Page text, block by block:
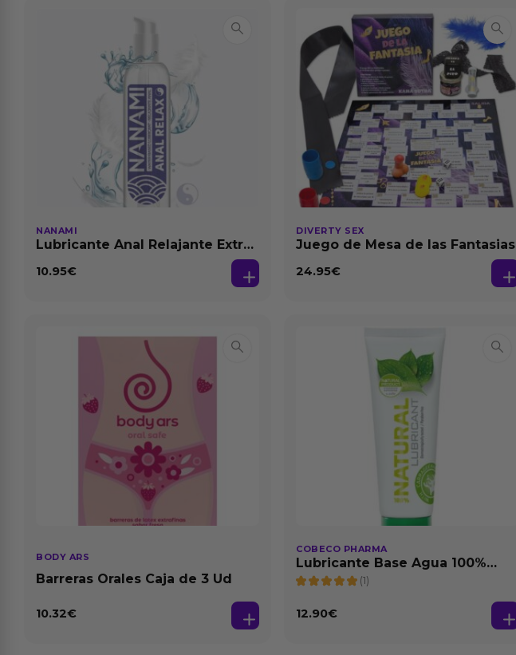
NANAMI
Lubricante Anal Relajante Extra
10.95€
DIVERTY SEX
Juego de Mesa de las Fantasias
24.95€
BODY ARS
Barreras Orales Caja de 3 Ud
10.32€
COBECO PHARMA
Lubricante Base Agua 100%
Natural 125 ml
(1)
12.90€